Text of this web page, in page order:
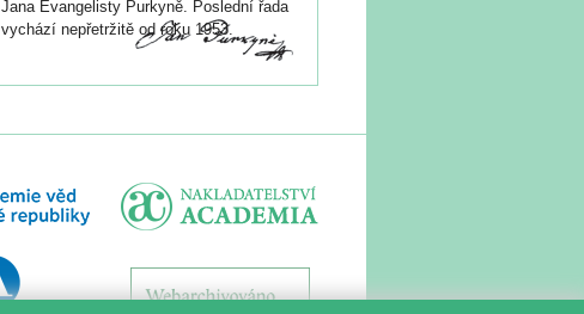
Jana Evangelisty Purkyně. Poslední řada
vychází nepřetržitě od roku 1953.